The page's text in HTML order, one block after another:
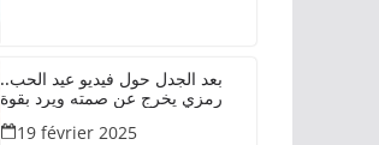
بعد الجدل حول فيديو عيد الحب..
رمزي يخرج عن صمته ويرد بقوة
19 février 2025